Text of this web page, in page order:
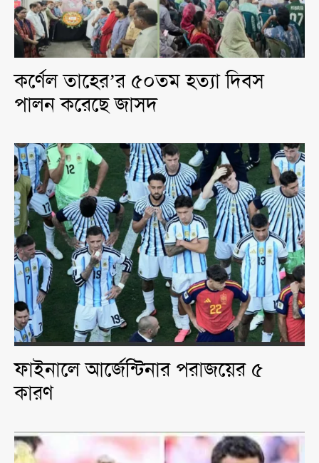
কর্ণেল তাহের’র ৫০তম হত্যা দিবস
পালন করেছে জাসদ
ফাইনালে আর্জেন্টিনার পরাজয়ের ৫
কারণ